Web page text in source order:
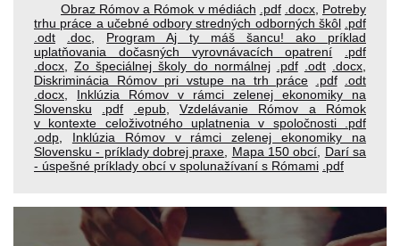
Obraz Rómov a Rómok v médiách .pdf .docx, Potreby
trhu práce a učebné odbory stredných odborných škôl .pdf
.odt
.doc
Program Aj ty máš šancu! ako príklad
uplatňovania dočasných vyrovnávacích opatrení
.pdf
.docx ,Zo špeciálnej školy do normálnej .pdf .odt .docx
Diskriminácia Rómov pri vstupe na trh práce
.pdf
.odt
.docx
Inklúzia Rómov v rámci zelenej ekonomiky na
Slovensku
.pdf .epub,Vzdelávanie Rómov a Rómok
v kontexte celoživotného uplatnenia v spoločnosti
.pdf
.odp
Inklúzia Rómov v rámci zelenej ekonomiky na
Slovensku - príklady dobrej praxe
Mapa 150 obcí
Darí sa
- úspešné príklady obcí v spolunažívaní s Rómami .pdf